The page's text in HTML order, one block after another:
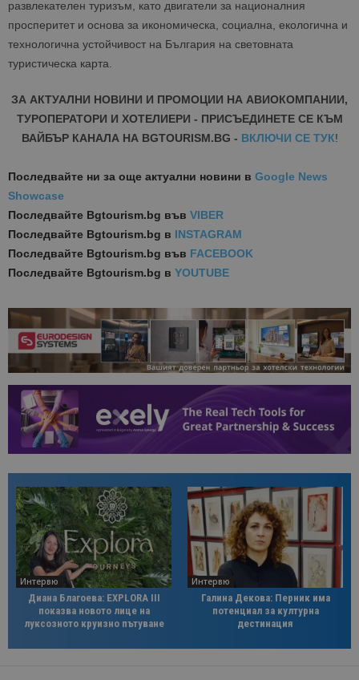
развлекателен туризъм, като двигатели за националния
просперитет и основа за икономическа, социална, екологична и
технологична устойчивост на България на световната
туристическа карта.
ЗА АКТУАЛНИ НОВИНИ И ПРОМОЦИИ НА АВИОКОМПАНИИ,
ТУРОПЕРАТОРИ И ХОТЕЛИЕРИ - ПРИСЪЕДИНЕТЕ СЕ КЪМ
ВАЙБЪР КАНАЛА НА BGTOURISM.BG - ВКЛЮЧИ СЕ ТУК!
Последвайте ни за още актуални новини в Google News
Showcase
Последвайте Bgtourism.bg във VIBER
Последвайте Bgtourism.bg в INSTAGRAM
Последвайте Bgtourism.bg във FACEBOOK
Последвайте Bgtourism.bg в YOUTUBE
Интервю
Диана Благоева: EXPLORA III
показва новото лице на
луксозното круизно пътуване
Интервю
Галина Декова: Перник има
потенциал за културна
дестинация